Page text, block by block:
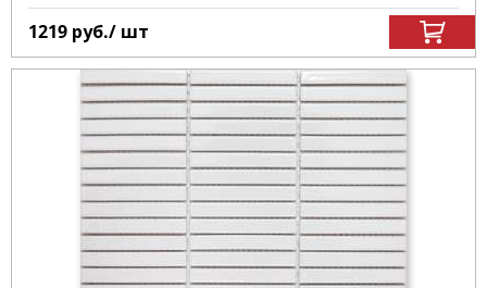
1219 руб./ шт